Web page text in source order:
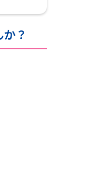
？